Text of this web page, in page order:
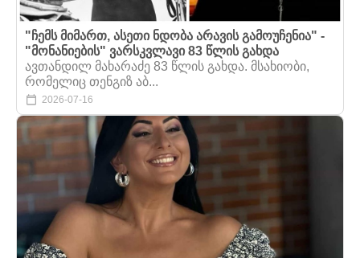
"ჩემს მიმართ, ასეთი ნდობა არავის გამოუჩენია" -
"მონანიების" ვარსკვლავი 83 წლის გახდა
ავთანდილ მახარაძე 83 წლის გახდა. მსახიობი,
რომელიც თენგიზ აბ...
2026-07-16